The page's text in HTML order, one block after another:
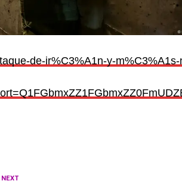
de-ir%C3%A1n-y-
NEXT